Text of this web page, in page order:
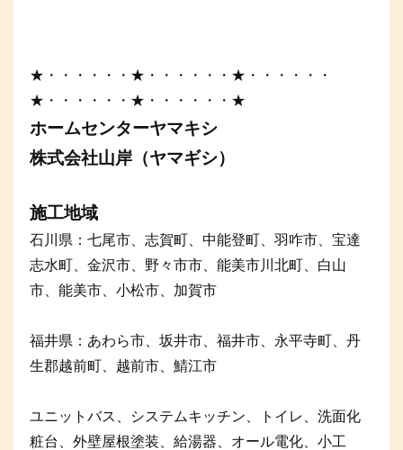
★・・・・・・★・・・・・・★・・・・・・
★・・・・・・★・・・・・・★
ホームセンターヤマキシ
株式会社山岸（ヤマギシ）
施工地域
石川県：七尾市、志賀町、中能登町、羽咋市、宝達
志水町、金沢市、野々市市、能美市川北町、白山
市、能美市、小松市、加賀市
福井県：あわら市、坂井市、福井市、永平寺町、丹
生郡越前町、越前市、鯖江市
ユニットバス、システムキッチン、トイレ、洗面化
粧台、外壁屋根塗装、給湯器、オール電化、小工